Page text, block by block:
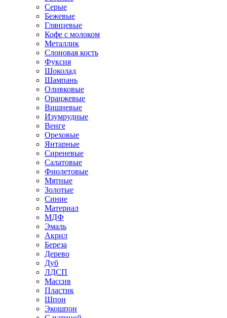
Серые
Бежевые
Глянцевые
Кофе с молоком
Металлик
Слоновая кость
Фуксия
Шоколад
Шампань
Оливковые
Оранжевые
Вишневые
Изумрудные
Венге
Ореховые
Янтарные
Сиреневые
Салатовые
Фиолетовые
Мятные
Золотые
Синие
Материал
МДФ
Эмаль
Акрил
Береза
Дерево
Дуб
ЛДСП
Массив
Пластик
Шпон
Экошпон